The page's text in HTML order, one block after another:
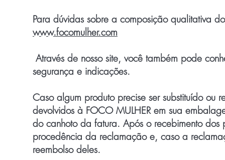
Para dúvidas sobre a composição qualitativa
www.focomulher.com
Através de nosso site, você também pode
segurança e indicações.
Caso algum produto precise ser substituído ou
devolvidos à FOCO MULHER em sua
do canhoto da fatura. Após o recebimento
procedência da reclamação e, caso a
reembolso deles.